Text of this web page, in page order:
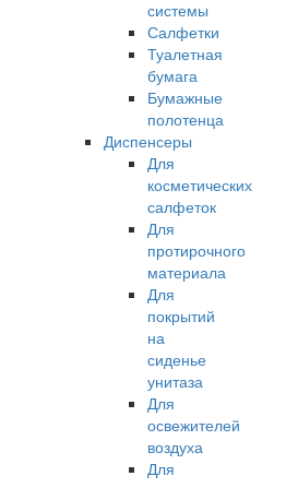
системы
Салфетки
Туалетная
бумага
Бумажные
полотенца
Диспенсеры
Для
косметических
салфеток
Для
протирочного
материала
Для
покрытий
на
сиденье
унитаза
Для
освежителей
воздуха
Для